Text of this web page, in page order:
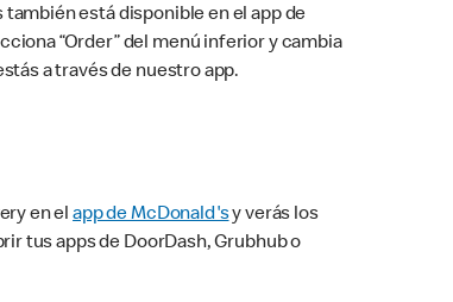
está disponible en el app de
“Order” del menú inferior y cambia
a través de nuestro app.
en elapp de McDonald'sy verás los
tus apps de DoorDash, Grubhub o